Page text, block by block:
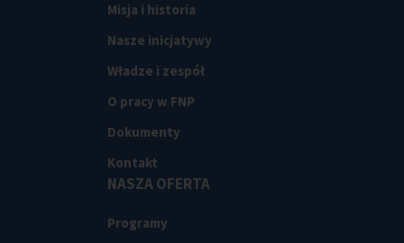
Misja i historia
Nasze inicjatywy
Władze i zespół
O pracy w FNP
Dokumenty
Kontakt
NASZA OFERTA
Programy